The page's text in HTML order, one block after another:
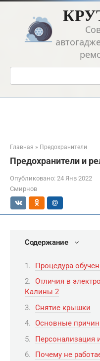
Перейти
контенту
Поиск:
Главная » Предохранители
Предохранители и
Опубликовано: 24 Янв 2022
Смирнов
Содержание
Процедура
Отличия в
Калины 2
Снятие крышки
Основные
Персонализация
Почему не